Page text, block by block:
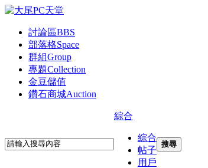
討論區BBS
部落格Space
群組Group
專題Collection
金豆儲值
鑽石商城Auction
綜合
綜合
帖子
用戶
搜尋